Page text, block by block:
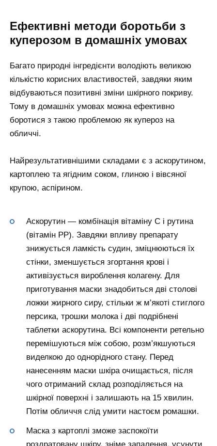
Ефективні методи боротьби з
куперозом в домашніх умовах
Багато природні інгредієнти володіють великою
кількістю корисних властивостей, завдяки яким
відбуваються позитивні зміни шкірного покриву.
Тому в домашніх умовах можна ефективно
боротися з такою проблемою як купероз на
обличчі.
Найрезультативнішими складами є з аскорутином,
картоплею та ягідним соком, глиною і вівсяної
крупою, аспірином.
Аскорутин — комбінація вітаміну C і рутина
(вітамін PP). Завдяки впливу препарату
знижується ламкість судин, зміцнюються їх
стінки, зменшується згортання крові і
активізується вироблення колагену. Для
приготування маски знадобиться дві столові
ложки жирного сиру, стільки ж м’якоті стиглого
персика, трошки молока і дві подрібнені
таблетки аскорутина. Всі компоненти ретельно
перемішуються між собою, розм’якшуються
виделкою до однорідного стану. Перед
нанесенням маски шкіра очищається, після
чого отриманий склад розподіляється на
шкірної поверхні і залишають на 15 хвилин.
Потім обличчя слід умити настоєм ромашки.
Маска з картоплі зможе заспокоїти